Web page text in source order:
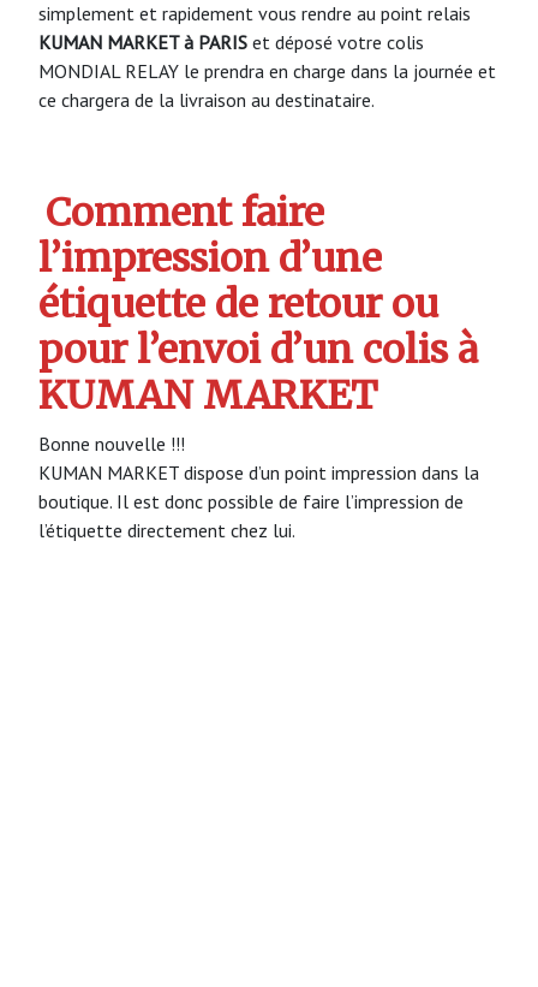
simplement et rapidement vous rendre au point relais
KUMAN MARKET à PARIS et déposé votre colis
MONDIAL RELAY le prendra en charge dans la journée et
ce chargera de la livraison au destinataire.
Comment faire
l’impression d’une
étiquette de retour ou
pour l’envoi d’un colis à
KUMAN MARKET
Bonne nouvelle !!!
KUMAN MARKET dispose d’un point impression dans la
boutique. Il est donc possible de faire l’impression de
l’étiquette directement chez lui.